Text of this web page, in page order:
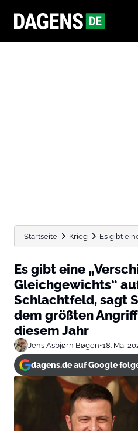
Startseite Krieg Es gibt
Es gibt eine
Gleichgewichts“
Schlachtfeld, sagt
dem größten
diesem Jahr
Jens Asbjørn Bøgen•18. Mai
dagens.de auf Google